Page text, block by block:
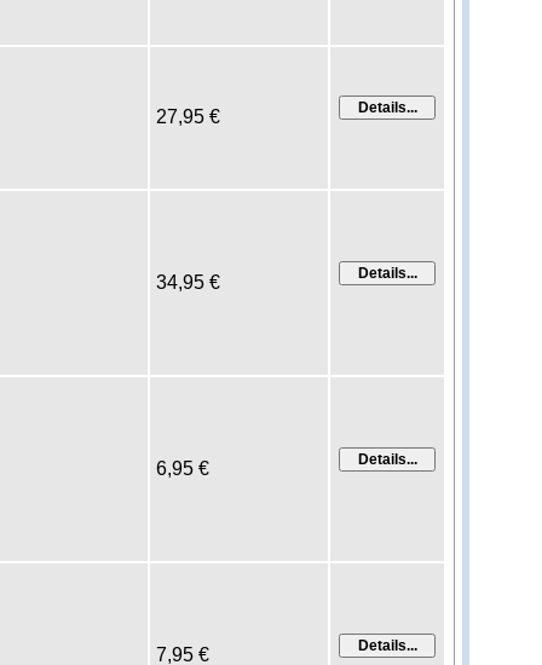
27,95 €
34,95 €
6,95 €
7,95 €